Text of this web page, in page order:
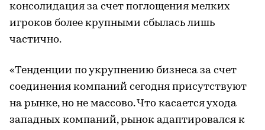
консолидация за счет поглощения мелких
игроков более крупными сбылась лишь
частично.
«Тенденции по укрупнению бизнеса за счет
соединения компаний сегодня присутствуют
на рынке, но не массово. Что касается ухода
западных компаний, рынок адаптировался к